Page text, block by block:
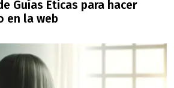
Guías Éticas para hacer
en la web